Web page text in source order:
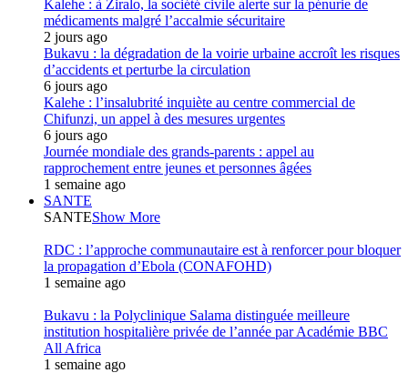
Kalehe : à Ziralo, la société civile alerte sur la pénurie de
médicaments malgré l’accalmie sécuritaire
2 jours ago
Bukavu : la dégradation de la voirie urbaine accroît les risques
d’accidents et perturbe la circulation
6 jours ago
Kalehe : l’insalubrité inquiète au centre commercial de
Chifunzi, un appel à des mesures urgentes
6 jours ago
Journée mondiale des grands-parents : appel au
rapprochement entre jeunes et personnes âgées
1 semaine ago
SANTE
SANTEShow More
RDC : l’approche communautaire est à renforcer pour bloquer
la propagation d’Ebola (CONAFOHD)
1 semaine ago
Bukavu : la Polyclinique Salama distinguée meilleure
institution hospitalière privée de l’année par Académie BBC
All Africa
1 semaine ago